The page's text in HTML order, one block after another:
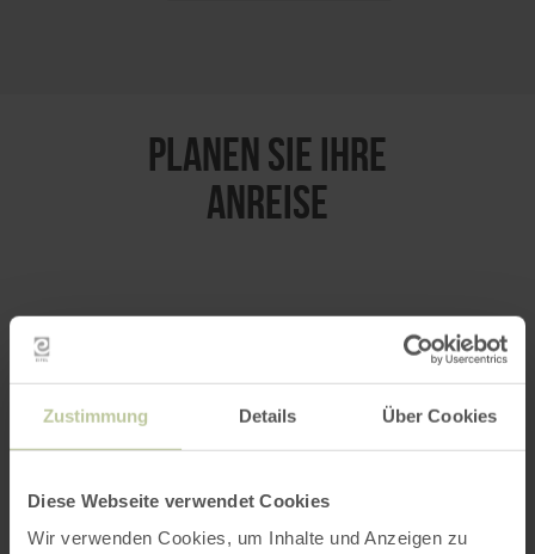
Zustimmung Details Über Cookies
Diese Webseite verwendet Cookies
Wir verwenden Cookies, um Inhalte und Anzeigen zu
PLANEN SIE IHRE
ANREISE
Anfahrt von: